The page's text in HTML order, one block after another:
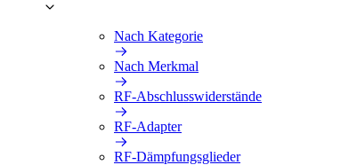
Nach Kategorie
Nach Merkmal
RF-Abschlusswiderstände
RF-Adapter
RF-Dämpfungsglieder